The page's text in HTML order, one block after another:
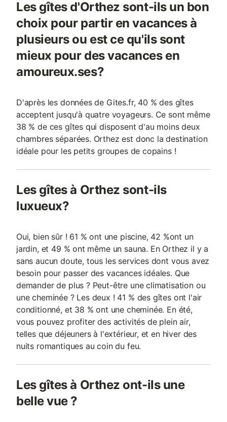
Les gîtes d'Orthez sont-ils un bon
choix pour partir en vacances à
plusieurs ou est ce qu'ils sont
mieux pour des vacances en
amoureux.ses?
D'après les données de Gites.fr, 40 % des gîtes
acceptent jusqu'à quatre voyageurs. Ce sont même
38 % de ces gîtes qui disposent d'au moins deux
chambres séparées. Orthez est donc la destination
idéale pour les petits groupes de copains !
Les gîtes à Orthez sont-ils
luxueux?
Oui, bien sûr ! 61 % ont une piscine, 42 %ont un
jardin, et 49 % ont même un sauna. En Orthez il y a
sans aucun doute, tous les services dont vous avez
besoin pour passer des vacances idéales. Que
demander de plus ? Peut-être une climatisation ou
une cheminée ? Les deux ! 41 % des gîtes ont l'air
conditionné, et 38 % ont une cheminée. En été,
vous pouvez profiter des activités de plein air,
telles que déjeuners à l'extérieur, et en hiver des
nuits romantiques au coin du feu.
Les gîtes à Orthez ont-ils une
belle vue ?